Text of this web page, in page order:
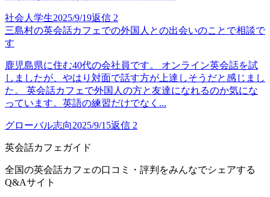
社会人学生2025/9/19返信 2
三島村の英会話カフェでの外国人との出会いのことで相談で
す
鹿児島県に住む40代の会社員です。 オンライン英会話を試
しましたが、やはり対面で話す方が上達しそうだと感じまし
た。 英会話カフェで外国人の方と友達になれるのか気にな
っています。英語の練習だけでなく...
グローバル志向2025/9/15返信 2
英会話カフェガイド
全国の英会話カフェの口コミ・評判をみんなでシェアする
Q&Aサイト